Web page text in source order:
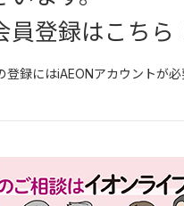
員登録はこちら
登録にはiAEONアカウントが必